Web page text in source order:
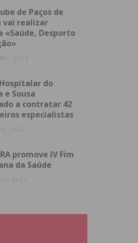
de Paços de
vai realizar
«Saúde, Desporto
2022
do
e Sousa
a contratar 42
especialistas
2022
promove IV Fim
da Saúde
2021